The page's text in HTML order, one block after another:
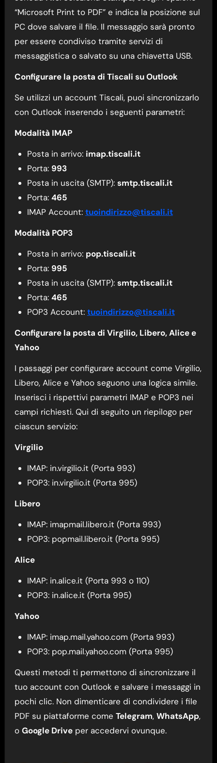
“Microsoft Print to PDF” e indica la posizione sul
PC dove salvare il file. Il messaggio sarà pronto
per essere condiviso tramite servizi di
messaggistica o salvato su una chiavetta USB.
Configurare la posta di Tiscali su Outlook
Se utilizzi un account Tiscali, puoi sincronizzarlo
con Outlook inserendo i seguenti parametri:
Modalità IMAP
Posta in arrivo: imap.tiscali.it
Porta: 993
Posta in uscita (SMTP): smtp.tiscali.it
Porta: 465
IMAP Account: tuoindirizzo@tiscali.it
Modalità POP3
Posta in arrivo: pop.tiscali.it
Porta: 995
Posta in uscita (SMTP): smtp.tiscali.it
Porta: 465
POP3 Account: tuoindirizzo@tiscali.it
Configurare la posta di Virgilio, Libero, Alice e
Yahoo
I passaggi per configurare account come Virgilio,
Libero, Alice e Yahoo seguono una logica simile.
Inserisci i rispettivi parametri IMAP e POP3 nei
campi richiesti. Qui di seguito un riepilogo per
ciascun servizio:
Virgilio
IMAP: in.virgilio.it (Porta 993)
POP3: in.virgilio.it (Porta 995)
Libero
IMAP: imapmail.libero.it (Porta 993)
POP3: popmail.libero.it (Porta 995)
Alice
IMAP: in.alice.it (Porta 993 o 110)
POP3: in.alice.it (Porta 995)
Yahoo
IMAP: imap.mail.yahoo.com (Porta 993)
POP3: pop.mail.yahoo.com (Porta 995)
Questi metodi ti permettono di sincronizzare il
tuo account con Outlook e salvare i messaggi in
pochi clic. Non dimenticare di condividere i file
PDF su piattaforme come Telegram, WhatsApp,
o Google Driveper accedervi ovunque.